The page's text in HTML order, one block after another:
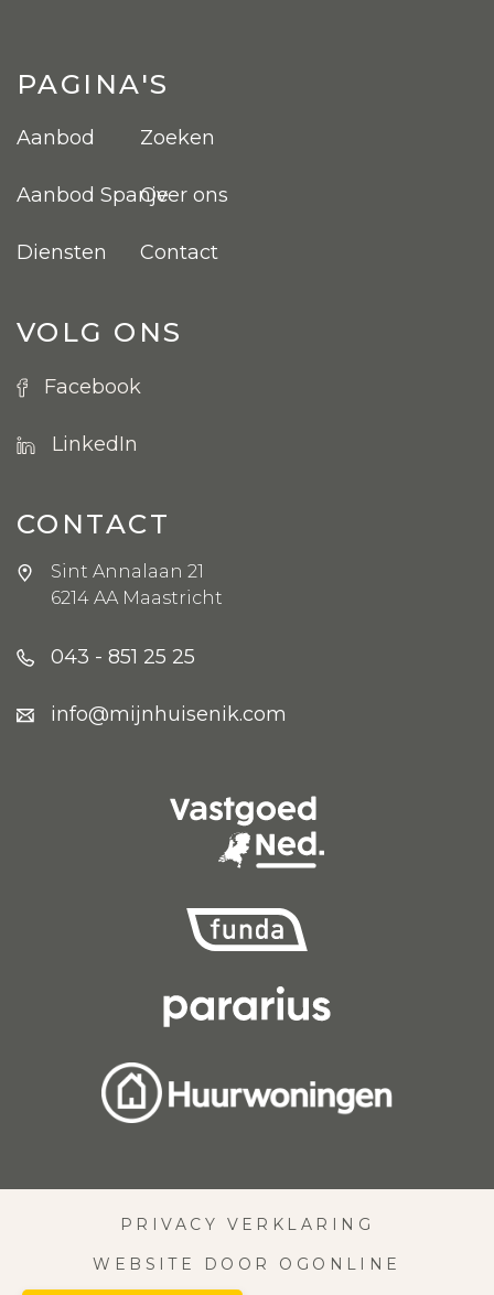
PAGINA'S
Aanbod
Aanbod Spanje
Diensten
Zoeken
Over ons
Contact
VOLG ONS
Facebook
LinkedIn
CONTACT
Sint Annalaan 21
6214 AA Maastricht
043 - 851 25 25
info@mijnhuisenik.com
PRIVACY VERKLARING
WEBSITE DOOR OGONLINE